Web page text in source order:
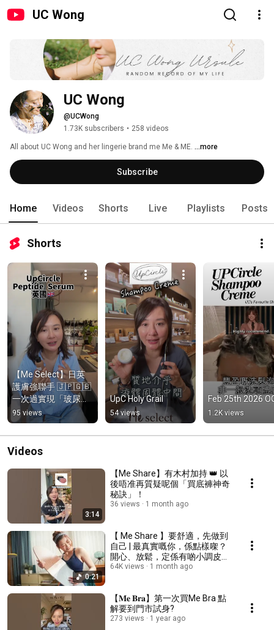
UC Wong
UC Wong
@UCWong
1.73K subscribers • 258 videos
All about UC Wong and her lingerie brand me Me & ME. ...more
Subscribe
Home Videos Shorts Live Playlists Posts
Shorts
【Me Select】日英
護膚強聯手 🇯🇵🇬🇧
一次過實現「玻尿酸
自生＋膠原提亮」
95 views
UpC Holy Grail
54 views
Feb 25th 2026
1.2K views
Videos
3:14
【Me Share】有木村加持 👑 以
後唔准再質疑呢個「買底褲神奇
秘訣」！
36 views 1 month ago
0:21
【 Me Share 】要舒適，先做到
自己 | 最真實嘅你，係點樣㗎？
開心、放鬆，定係有啲小調皮？|
擁抱你那完美的不完美日常。
64K views 1 month ago
【𝐌𝐞 𝐁𝐫𝐚】第一次買Me Bra 點
解要到門市試身?
273 views 1 year ago